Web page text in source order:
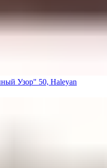
Узор" 50, Haleyan